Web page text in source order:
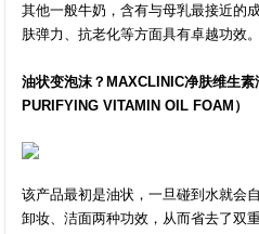
其他一般牛奶，含有与母乳最接近的
肤弹力、抗老化等方面具有卓越功效。
油状变泡沫？MAXCLINIC净肤维生
PURIFYING VITAMIN OIL FOAM）
该产品最初是油状，一旦碰到水就会
卸妆、洁面两种功效，从而省去了双